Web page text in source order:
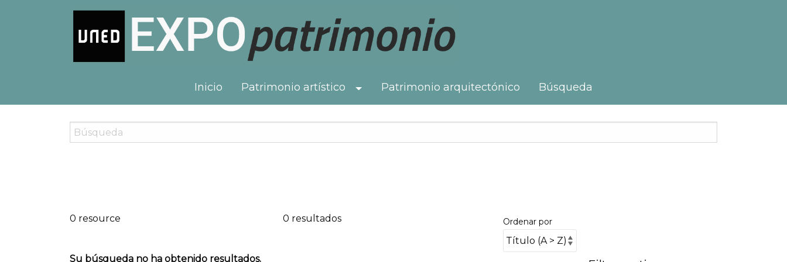
Inicio Patrimonio artístico Toggle Dropdown
Patrimonio arquitectónico Búsqueda
0 resource 0 resultados Ordenar por
Su búsqueda no ha obtenido resultados.